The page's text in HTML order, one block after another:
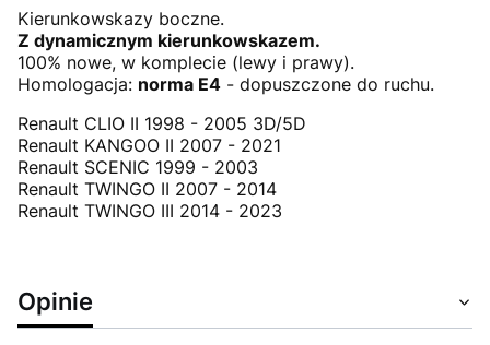
Kierunkowskazy boczne.
Z dynamicznym kierunkowskazem.
100% nowe, w komplecie (lewy i prawy).
Homologacja: norma E4 - dopuszczone do ruchu.
Renault CLIO II 1998 - 2005 3D/5D
Renault KANGOO II 2007 - 2021
Renault SCENIC 1999 - 2003
Renault TWINGO II 2007 - 2014
Renault TWINGO III 2014 - 2023
Opinie